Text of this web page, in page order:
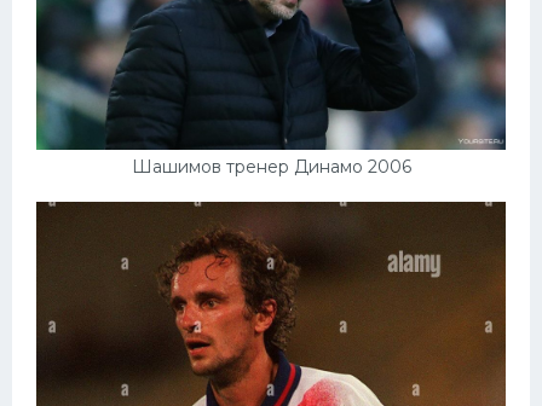
Шашимов тренер Динамо 2006